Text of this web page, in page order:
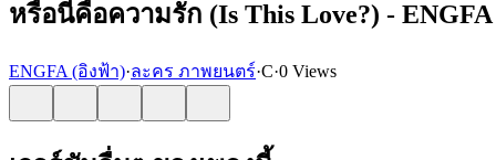
หรือนี่คือความรัก (Is This Love?) -
ENGFA (อิงฟ้า)·ละคร ภาพยนตร์·C·0 Views